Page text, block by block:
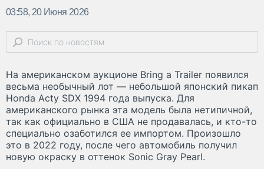
03:58, 20 Июня 2026
На американском аукционе Bring a Trailer появился
весьма необычный лот — небольшой японский пикап
Honda Acty SDX 1994 года выпуска. Для
американского рынка эта модель была нетипичной,
так как официально в США не продавалась, и кто-то
специально озаботился ее импортом. Произошло
это в 2022 году, после чего автомобиль получил
новую окраску в оттенок Sonic Gray Pearl.